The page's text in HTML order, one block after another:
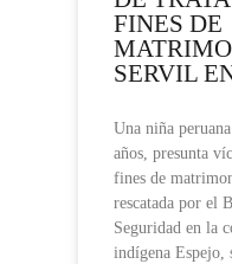
FINES DE
SERVIL
Una niña
años, presunta
fines de
rescatada por el
Seguridad en la
indígena Espejo,